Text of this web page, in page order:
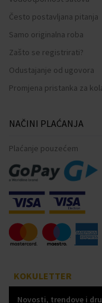
Često postavljana pitanja
Samo originalna roba
Zašto se registrirati?
Odustajanje od ugovora
Promjena pristanka za
NAČINI PLAĆANJA
Plaćanje pouzećem
KOKULETTER
Novosti, trendove i